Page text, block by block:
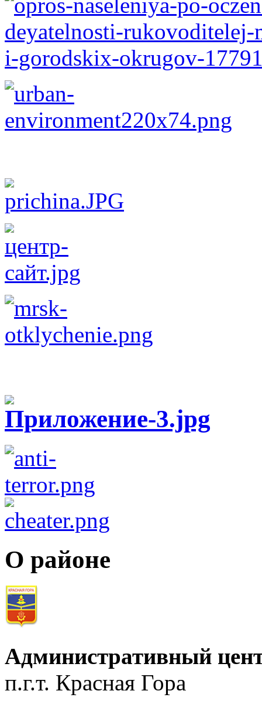
О районе
Административный
п.г.т. Красная Гора